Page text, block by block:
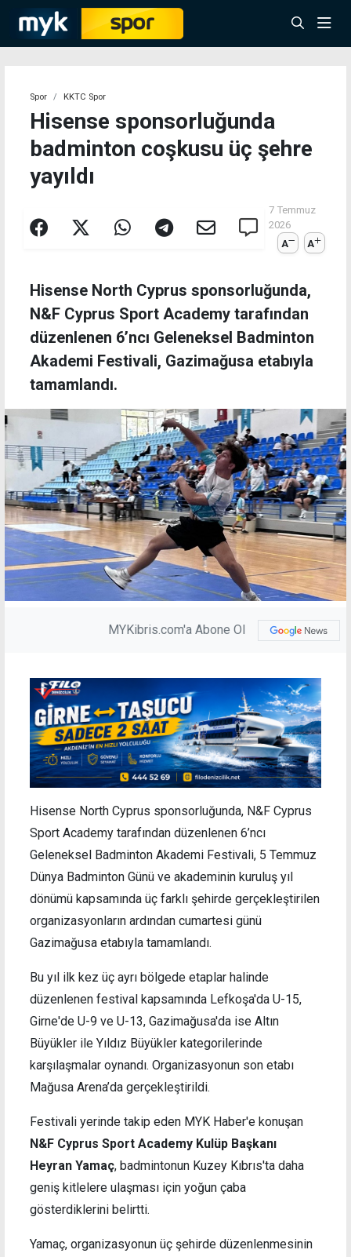
Spor KKTC Spor
Hisense sponsorluğunda
badminton coşkusu üç şehre
yayıldı
7 Temmuz
2026
A
A
Hisense North Cyprus sponsorluğunda,
N&F Cyprus Sport Academy tarafından
düzenlenen 6’ncı Geleneksel Badminton
Akademi Festivali, Gazimağusa etabıyla
tamamlandı.
MYKibris.com'a Abone Ol
Hisense North Cyprus sponsorluğunda, N&F Cyprus
Sport Academy tarafından düzenlenen 6’ncı
Geleneksel Badminton Akademi Festivali, 5 Temmuz
Dünya Badminton Günü ve akademinin kuruluş yıl
dönümü kapsamında üç farklı şehirde gerçekleştirilen
organizasyonların ardından cumartesi günü
Gazimağusa etabıyla tamamlandı.
Bu yıl ilk kez üç ayrı bölgede etaplar halinde
düzenlenen festival kapsamında Lefkoşa'da U-15,
Girne'de U-9 ve U-13, Gazimağusa'da ise Altın
Büyükler ile Yıldız Büyükler kategorilerinde
karşılaşmalar oynandı. Organizasyonun son etabı
Mağusa Arena’da gerçekleştirildi.
Festivali yerinde takip eden MYK Haber'e konuşan
N&F Cyprus Sport Academy Kulüp Başkanı
Heyran Yamaç, badmintonun Kuzey Kıbrıs'ta daha
geniş kitlelere ulaşması için yoğun çaba
gösterdiklerini belirtti.
Yamaç, organizasyonun üç şehirde düzenlenmesinin